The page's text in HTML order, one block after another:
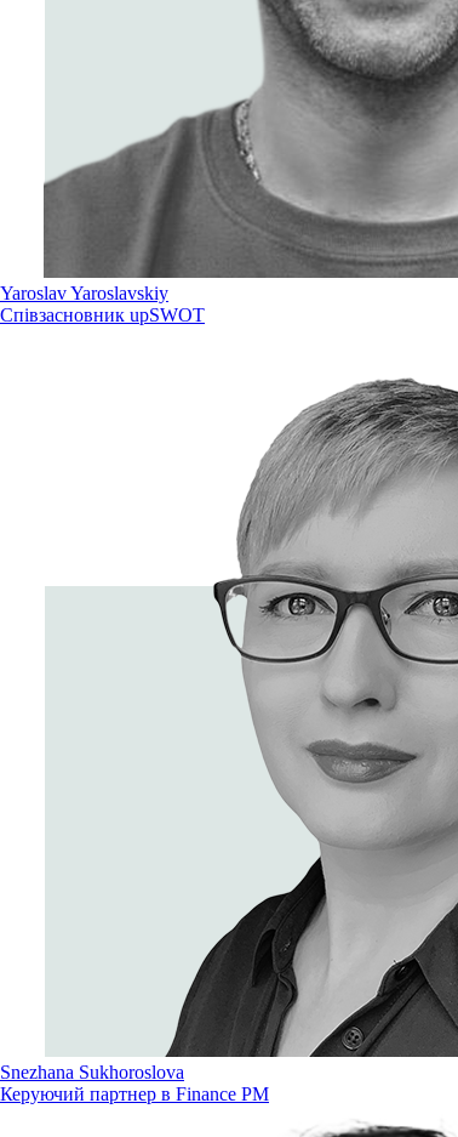
Yaroslav Yaroslavskiy
Співзасновник upSWOT
Snezhana Sukhoroslova
Керуючий партнер в Finance PM